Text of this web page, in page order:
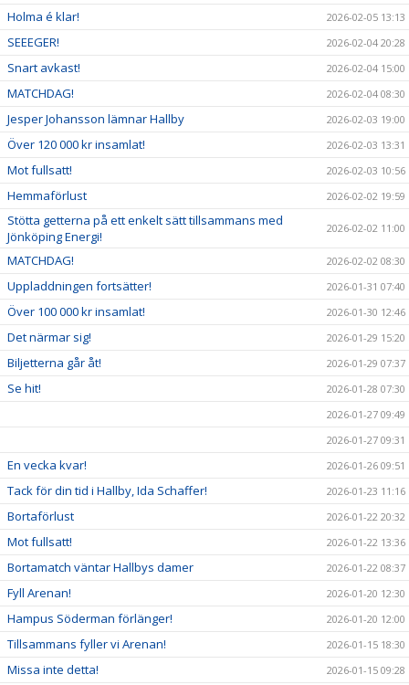
Holma é klar! 2026-02-05 13:13
SEEEGER! 2026-02-04 20:28
Snart avkast! 2026-02-04 15:00
MATCHDAG! 2026-02-04 08:30
Jesper Johansson lämnar Hallby 2026-02-03 19:00
Över 120 000 kr insamlat! 2026-02-03 13:31
Mot fullsatt! 2026-02-03 10:56
Hemmaförlust 2026-02-02 19:59
Stötta getterna på ett enkelt sätt tillsammans med
Jönköping Energi!
2026-02-02 11:00
MATCHDAG! 2026-02-02 08:30
Uppladdningen fortsätter! 2026-01-31 07:40
Över 100 000 kr insamlat! 2026-01-30 12:46
Det närmar sig! 2026-01-29 15:20
Biljetterna går åt! 2026-01-29 07:37
Se hit!
2026-01-28 07:30
2026-01-27 09:49
2026-01-27 09:31
En vecka kvar! 2026-01-26 09:51
Tack för din tid i Hallby, Ida Schaffer! 2026-01-23 11:16
Bortaförlust 2026-01-22 20:32
Mot fullsatt! 2026-01-22 13:36
Bortamatch väntar Hallbys damer 2026-01-22 08:37
Fyll Arenan! 2026-01-20 12:30
Hampus Söderman förlänger! 2026-01-20 12:00
Tillsammans fyller vi Arenan! 2026-01-15 18:30
Missa inte detta! 2026-01-15 09:28